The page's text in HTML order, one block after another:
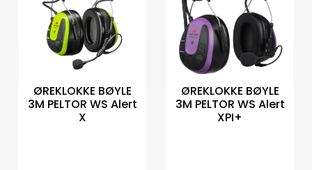
ØREKLOKKE BØYLE
3M PELTOR WS Alert
X
ØREKLOKKE BØYLE
3M PELTOR WS Alert
XPI+
Aquakultur